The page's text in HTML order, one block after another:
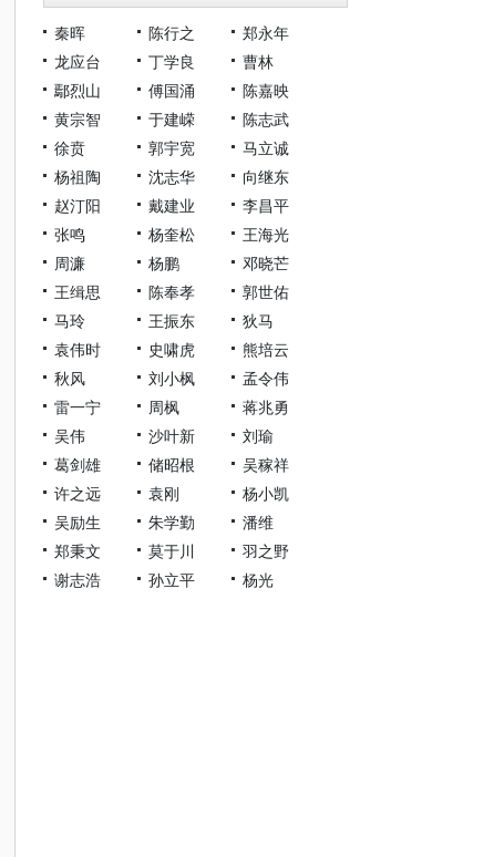
秦晖 陈行之
郑永年
龙应台
丁学良
曹林
鄢烈山
傅国涌
陈嘉映
黄宗智
于建嵘
陈志武
徐贲
郭宇宽
马立诚
杨祖陶
沈志华
向继东
赵汀阳
戴建业
李昌平
张鸣
杨奎松
王海光
周濂
杨鹏
邓晓芒
王缉思
陈奉孝
郭世佑
马玲
王振东
狄马
袁伟时
史啸虎
熊培云
秋风
刘小枫
孟令伟
雷一宁
周枫
蒋兆勇
吴伟
沙叶新
刘瑜
葛剑雄
储昭根
吴稼祥
许之远
袁刚
杨小凯
吴励生
朱学勤
潘维
郑秉文
莫于川
羽之野
谢志浩
孙立平 杨光